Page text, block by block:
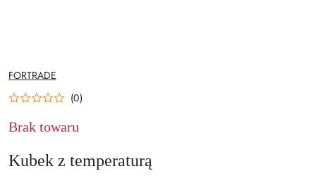
NAZWA
PRODUCENTA:
FORTRADE
(0)
Brak towaru
Kubek z temperaturą